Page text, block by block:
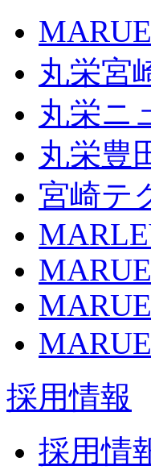
丸栄宮
丸栄ニ
丸栄豊
宮崎テ
採用情報
採用情